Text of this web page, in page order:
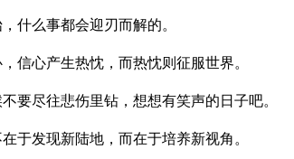
什么事都会迎刃而解的。
信心产生热忱，而热忱则征服世界。
要尽往悲伤里钻，想想有笑声的日子吧。
于发现新陆地，而在于培养新视角。